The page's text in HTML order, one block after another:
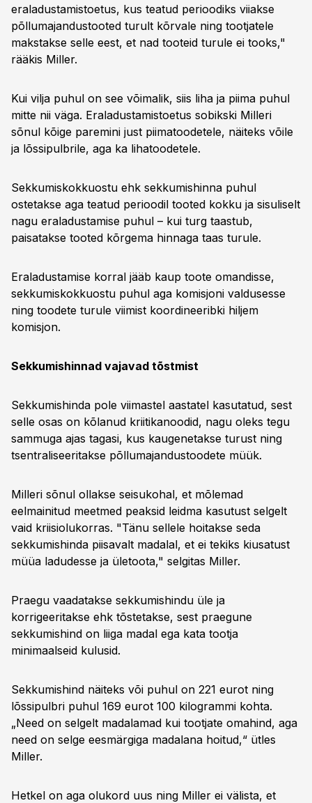
eraladustamistoetus, kus teatud perioodiks viiakse
põllumajandustooted turult kõrvale ning tootjatele
makstakse selle eest, et nad tooteid turule ei tooks,"
rääkis Miller.
Kui vilja puhul on see võimalik, siis liha ja piima puhul
mitte nii väga. Eraladustamistoetus sobikski Milleri
sõnul kõige paremini just piimatoodetele, näiteks võile
ja lõssipulbrile, aga ka lihatoodetele.
Sekkumiskokkuostu ehk sekkumishinna puhul
ostetakse aga teatud perioodil tooted kokku ja sisuliselt
nagu eraladustamise puhul – kui turg taastub,
paisatakse tooted kõrgema hinnaga taas turule.
Eraladustamise korral jääb kaup toote omandisse,
sekkumiskokkuostu puhul aga komisjoni valdusesse
ning toodete turule viimist koordineeribki hiljem
komisjon.
Sekkumishinnad vajavad tõstmist
Sekkumishinda pole viimastel aastatel kasutatud, sest
selle osas on kõlanud kriitikanoodid, nagu oleks tegu
sammuga ajas tagasi, kus kaugenetakse turust ning
tsentraliseeritakse põllumajandustoodete müük.
Milleri sõnul ollakse seisukohal, et mõlemad
eelmainitud meetmed peaksid leidma kasutust selgelt
vaid kriisiolukorras. "Tänu sellele hoitakse seda
sekkumishinda piisavalt madalal, et ei tekiks kiusatust
müüa ladudesse ja ületoota," selgitas Miller.
Praegu vaadatakse sekkumishindu üle ja
korrigeeritakse ehk tõstetakse, sest praegune
sekkumishind on liiga madal ega kata tootja
minimaalseid kulusid.
Sekkumishind näiteks või puhul on 221 eurot ning
lõssipulbri puhul 169 eurot 100 kilogrammi kohta.
„Need on selgelt madalamad kui tootjate omahind, aga
need on selge eesmärgiga madalana hoitud,“ ütles
Miller.
Hetkel on aga olukord uus ning Miller ei välista, et